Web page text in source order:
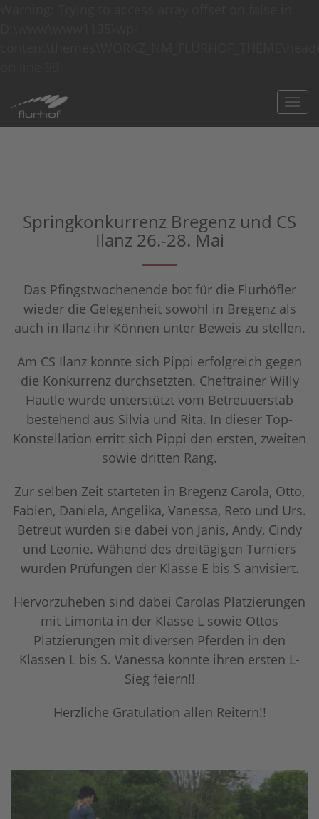
Springkonkurrenz Bregenz und CS
Ilanz 26.-28. Mai
Das Pfingstwochenende bot für die Flurhöfler
wieder die Gelegenheit sowohl in Bregenz als
auch in Ilanz ihr Können unter Beweis zu stellen.
Am CS Ilanz konnte sich Pippi erfolgreich gegen
die Konkurrenz durchsetzten. Cheftrainer Willy
Hautle wurde unterstützt vom Betreuuerstab
bestehend aus Silvia und Rita. In dieser Top-
Konstellation erritt sich Pippi den ersten, zweiten
sowie dritten Rang.
Zur selben Zeit starteten in Bregenz Carola, Otto,
Fabien, Daniela, Angelika, Vanessa, Reto und Urs.
Betreut wurden sie dabei von Janis, Andy, Cindy
und Leonie. Wähend des dreitägigen Turniers
wurden Prüfungen der Klasse E bis S anvisiert.
Hervorzuheben sind dabei Carolas Platzierungen
mit Limonta in der Klasse L sowie Ottos
Platzierungen mit diversen Pferden in den
Klassen L bis S. Vanessa konnte ihren ersten L-
Sieg feiern!!
Herzliche Gratulation allen Reitern!!